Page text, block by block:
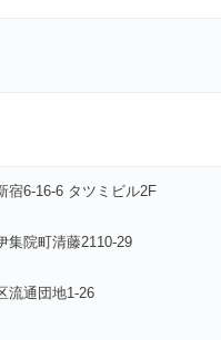
6-16-6 タツミビル2F
院町清藤2110-29
流通団地1-26